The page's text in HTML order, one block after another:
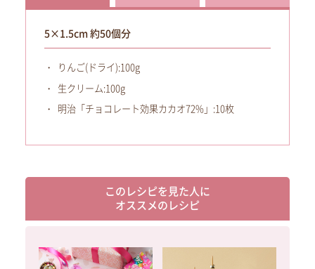
5×1.5cm 約50個分
りんご(ドライ):100g
生クリーム:100g
明治「チョコレート効果カカオ72%」:10枚
このレシピを見た人に
オススメのレシピ